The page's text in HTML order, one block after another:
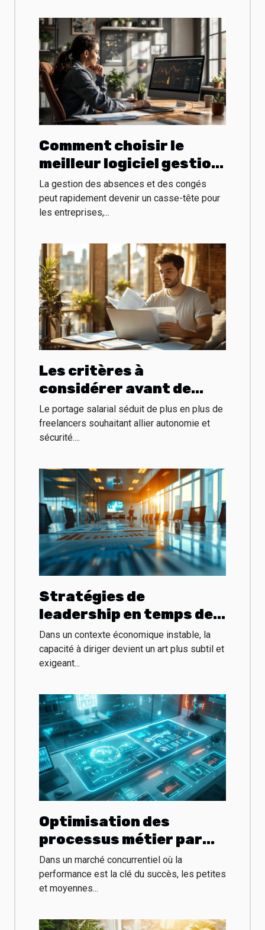
Comment choisir le
meilleur logiciel gestion
congés pour votre
entreprise ?
La gestion des absences et des congés
peut rapidement devenir un casse-tête pour
les entreprises,...
Les critères à
considérer avant de
choisir le portage
salarial pour
freelancers
Le portage salarial séduit de plus en plus de
freelancers souhaitant allier autonomie et
sécurité....
Stratégies de
leadership en temps de
crise économique
Dans un contexte économique instable, la
capacité à diriger devient un art plus subtil et
exigeant...
Optimisation des
processus métier par
l'analyse de données en
PME
Dans un marché concurrentiel où la
performance est la clé du succès, les petites
et moyennes...